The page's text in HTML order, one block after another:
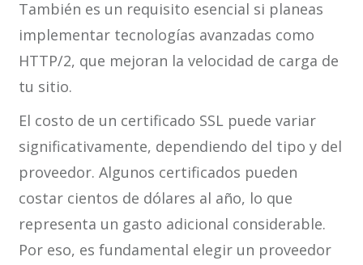
También es un requisito esencial si planeas
implementar tecnologías avanzadas como
HTTP/2, que mejoran la velocidad de carga de
tu sitio.
El costo de un certificado SSL puede variar
significativamente, dependiendo del tipo y del
proveedor. Algunos certificados pueden
costar cientos de dólares al año, lo que
representa un gasto adicional considerable.
Por eso, es fundamental elegir un proveedor